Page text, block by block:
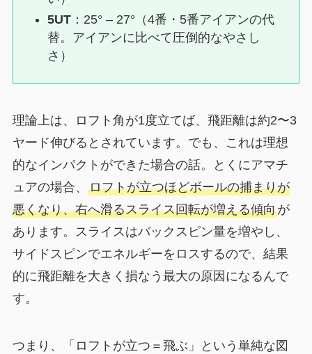
5UT ：25° – 27°（4番・5番アイアンの代
替。アイアンに比べて圧倒的なやさし
さ）
理論上は、ロフト角が1度立てば、飛距離は約2〜3
ヤード伸びるとされています。でも、これは理想
的なインパクトができた場合の話。とくにアマチ
ュアの場合、 ロフトが立つほどボールの捕まりが
悪くなり、右へ滑るスライス回転が増える傾向が
あります。スライスはバックスピン量を増やし、
サイドスピンでエネルギーをロスするので、結果
的に飛距離を大きく損なう最大の原因になるんで
す。
つまり、「ロフトが立つ＝飛ぶ」という単純な図